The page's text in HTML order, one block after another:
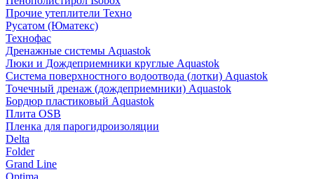
Прочие утеплители Техно
Русатом (Юматекс)
Технофас
Дренажные системы Aquastok
Люки и Дождеприемники круглые Aquastok
Система поверхностного водоотвода (лотки) Aquastok
Точечный дренаж (дождеприемники) Aquastok
Бордюр пластиковый Aquastok
Плита OSB
Пленка для парогидроизоляции
Delta
Folder
Grand Line
Optima